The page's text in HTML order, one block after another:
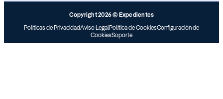
Copyright 2026 © Expedientes
Políticas de PrivacidadAviso LegalPolítica de CookiesConfiguración de
CookiesSoporte